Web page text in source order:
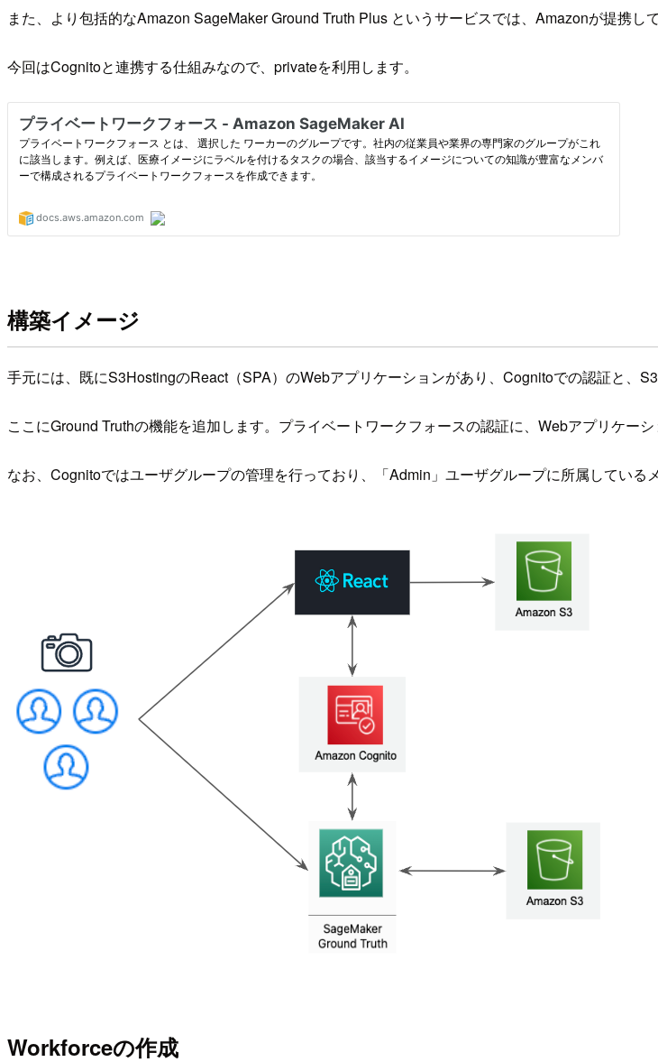
また、より包括的なAmazon SageMaker Ground Truth Plus というサービスでは、Amazonが提携
今回はCognitoと連携する仕組みなので、privateを利用します。
構築イメージ
手元には、既にS3HostingのReact（SPA）のWebアプリケーションがあり、Cognitoでの認証と、
ここにGround Truthの機能を追加します。プライベートワークフォースの認証に、Webアプリケー
なお、Cognitoではユーザグループの管理を行っており、「Admin」ユーザグループに所属している
Workforceの作成